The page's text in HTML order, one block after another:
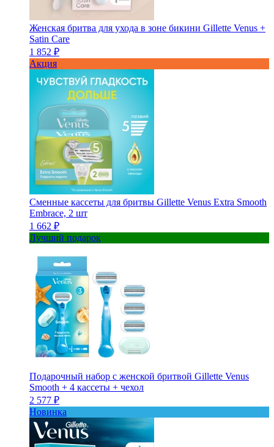
Женская бритва для ухода в зоне бикини Gillette Venus +
Satin Care
1 852 ₽
Акция
Сменные кассеты для бритвы Gillette Venus Extra Smooth
Embrace, 2 шт
1 662 ₽
Лучший подарок
Подарочный набор с женской бритвой Gillette Venus
Smooth + 4 кассеты + чехол
2 577 ₽
Новинка